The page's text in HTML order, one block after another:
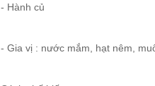
- Hành củ
- Gia vị : nước mắm, hạt nêm,